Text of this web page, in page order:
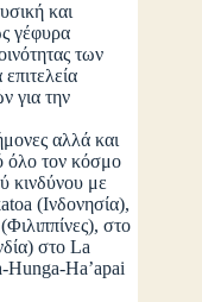
και
γέφυρα
των
για την
αλλά και
όλο τον κόσμο
κινδύνου με
(Ινδονησία),
στο
στο La
Hunga-Ha’apai